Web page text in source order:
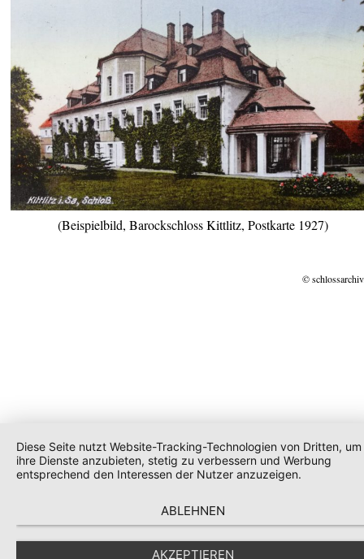
(Beispielbild, Barockschloss Kittlitz, Postkarte 1927)
©
Diese Seite nutzt Website-Tracking-Technologien von Dritten, um
ihre Dienste anzubieten, stetig zu verbessern und Werbung
entsprechend den Interessen der Nutzer anzuzeigen.
ABLEHNEN
AKZEPTIEREN